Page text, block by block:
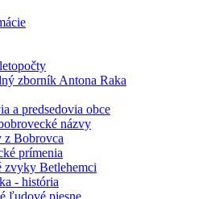
zborník Antona Raka
a predsedovia obce
názvy
z Bobrovca
prímenia
zvyky Betlehemci
- história
ľudové piesne